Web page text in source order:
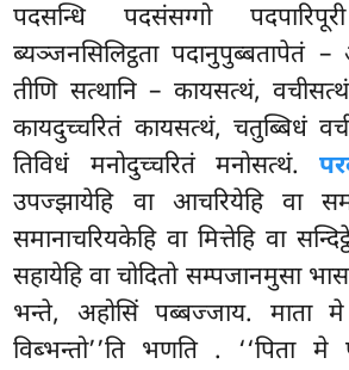
पदसन्धि पदसंसग्गो
ब्यञ्जनसिलिट्ठता पदानुपुब्बतापेतं –
तीणि सत्थानि – कायसत्थं,
कायदुच्चरितं कायसत्थं, चतुब्बिधं
तिविधं मनोदुच्चरितं मनोसत्थं.
उपज्झायेहि वा आचरियेहि वा
समानाचरियकेहिवा मित्तेहि वा
सहायेहि वा चोदितो सम्पजानमुसा
भन्ते, अहोसिं पब्बज्जाय. माता मे
विब्भन्तो’’ति भणति . ‘‘पिता मे